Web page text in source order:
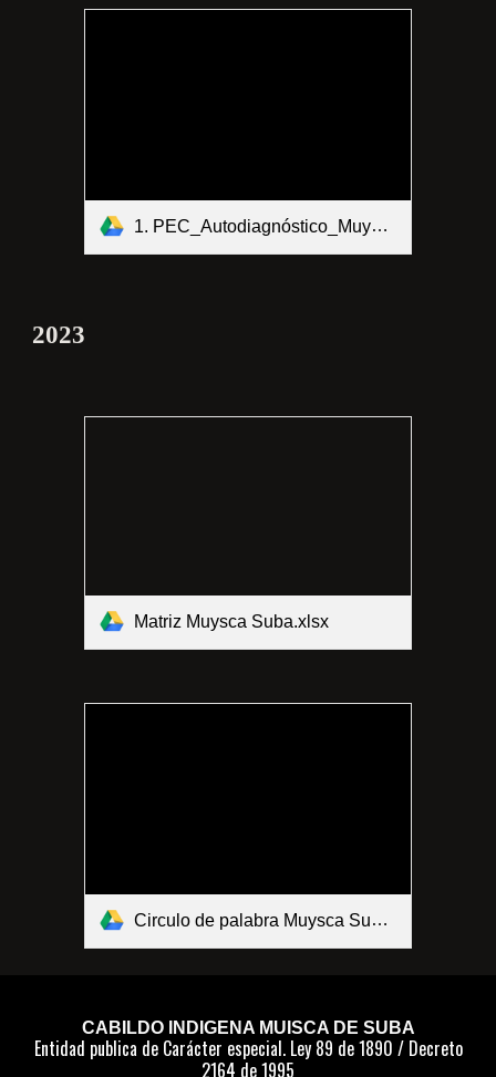
1. PEC_Autodiagnóstico_Muysca_ Suba.pdf
2023
Matriz Muysca Suba.xlsx
Circulo de palabra Muysca Suba.pdf
CABILDO INDIGENA MUISCA DE SUBA
Entidad publica de Carácter especial. Ley 89 de 1890 / Decreto
2164 de 1995